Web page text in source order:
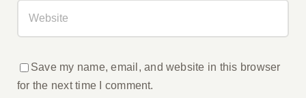
Save my name, email, and website in this browser
for the next time I comment.